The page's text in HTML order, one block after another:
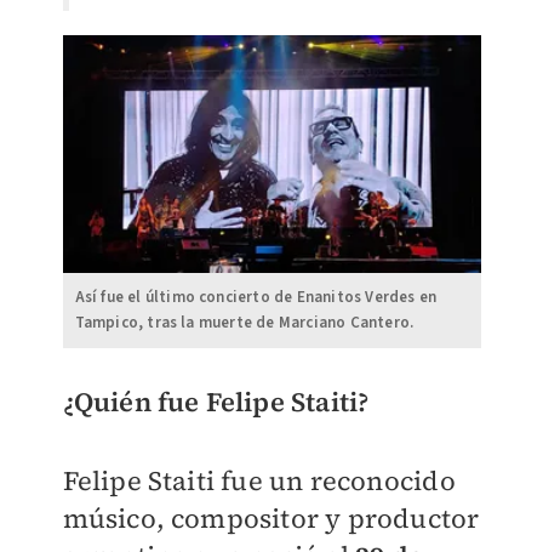
Así fue el último concierto de Enanitos Verdes en
Tampico, tras la muerte de Marciano Cantero.
¿Quién fue Felipe Staiti?
Felipe Staiti fue un reconocido
músico, compositor y productor